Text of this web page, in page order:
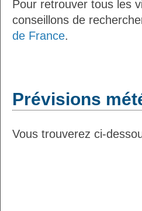
Pour retrouver tous les
conseillons de
de France.
Prévisions
Vous trouverez ci-